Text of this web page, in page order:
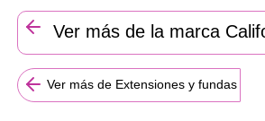
Ver más de la marca
Ver más de Extensiones y fundas